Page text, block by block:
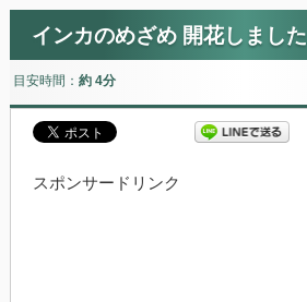
インカのめざめ 開花しました
目安時間： 約 4分
スポンサードリンク